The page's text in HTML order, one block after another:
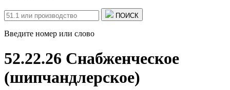
ПОИСК
Введите номер или слово
52.22.26 Снабженческое
(шипчандлерское)